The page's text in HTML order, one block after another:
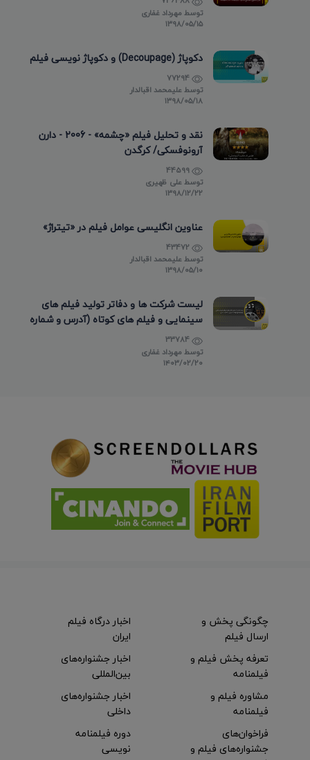
توسط مهرداد غفاری
۱۳۹۸/۰۵/۱۵
دکوپاژ (Decoupage) و دکوپاژ نویسی فیلم
توسطعلیمحمد اقبالدار
۱۳۹۸/۰۵/۱۸
نقد و تحلیل فیلم «چشمه» - 2006 - دارن
آرونوفسکی/ کرگدن
توسطعلی ظهیری
۱۳۹۸/۱۲/۲۲
عناوین انگلیسی عوامل فیلم در «تیتراژ»
توسطعلیمحمد اقبالدار
۱۳۹۸/۰۵/۱۰
لیست شرکت ها و دفاتر تولید فیلم های
سینمایی و فیلم های کوتاه (آدرس و شماره
تماس)
توسط مهرداد غفاری
۱۴۰۳/۰۲/۲۰
چگونگی پخش و
ارسال فیلم
تعرفه پخش فیلم و
فیلمنامه
مشاوره فیلم و
فیلمنامه
اخبار درگاه فیلم
ایران
اخبار جشنواره‌های
بین‌المللی
اخبار جشنواره‌های
داخلی
فراخوان‌های
جشنواره‌های فیلم و
دوره فیلمنامه
نویسی